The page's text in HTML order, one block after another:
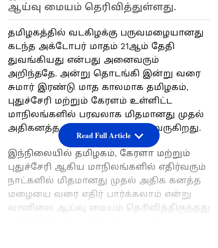
ஆய்வு மையம் தெரிவித்துள்ளது.
தமிழகத்தில் வடகிழக்கு பருவமழையானது
கடந்த அக்டோபர் மாதம் 21ஆம் தேதி
துவங்கியது என்பது அனைவரும்
அறிந்ததே. அன்று தொடங்கி இன்று வரை
சுமார் இரண்டு மாத காலமாக தமிழகம்,
புதுச்சேரி மற்றும் கேரளம் உள்ளிட்ட
மாநிலங்களில் பரவலாக மிதமானது முதல்
அதிகனத்த மழை வரை பெய்து வருகிறது.
இந்நிலையில் தமிழகம், கேரளா மற்றும்
புதுச்சேரி ஆகிய மாநிலங்களில் எதிர்வரும்
நாட்களில் மிதமானது முதல் அதிக கனத்த
மழையை வரை எதிர் பார்க்கலாம் என்று
வானிலை ஆய்வு மையம் தெரிவித்திருந்தது
Read Full Article